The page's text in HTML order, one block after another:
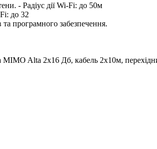
- Радіус дії Wi-Fi: до 50м
до 32
програмного забезпечення.
Alta 2х16 Дб, кабель 2х10м,